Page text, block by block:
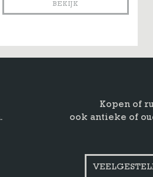
BEKIJK
Kopen of
ook antieke of